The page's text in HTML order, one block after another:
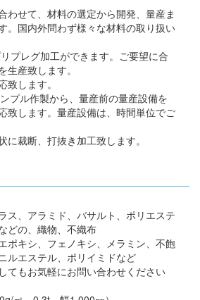
わせて、材料の選定から開発、量産ま
。国内外問わず様々な材料の取り扱い
プレグ加工ができます。ご要望に合
生産致します。
致します。
プル作製から、量産前の量産設備を
致します。量産設備は、時間単位でご
に裁断、打抜き加工致します。
ス、アラミド、バサルト、ポリエステ
どの、織物、不織布
ポキシ、フェノキシ、メラミン、不飽
ルエステル、ポリイミドなど
てもお気軽にお問い合わせください